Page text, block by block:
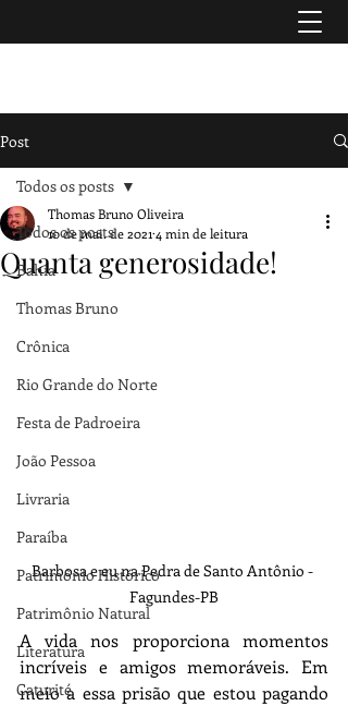
Post
Todos os posts
Bahia
Thomas Bruno
Crônica
Rio Grande do Norte
Festa de Padroeira
João Pessoa
Livraria
Paraíba
Patrimônio Histórico
Patrimônio Natural
Literatura
Caturité
Todos os posts
Quanta generosidade!
Thomas Bruno Oliveira
10 de mai. de 2021 4 min de leitura
Barbosa e eu na Pedra de Santo Antônio -
Fagundes-PB
A vida nos proporciona momentos
incríveis e amigos memoráveis. Em
meio a essa prisão que estou pagando